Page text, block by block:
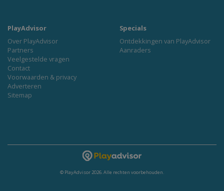
PlayAdvisor
Over PlayAdvisor
Partners
Veelgestelde vragen
Contact
Voorwaarden & privacy
Adverteren
Sitemap
Specials
Ontdekkingen van PlayAdvisor
Aanraders
© PlayAdvisor 2026. Alle rechten voorbehouden.